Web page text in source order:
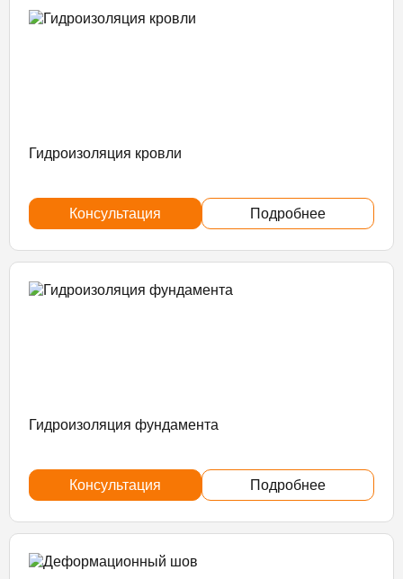
Гидроизоляция кровли
Консультация Подробнее
Гидроизоляция фундамента
Консультация Подробнее